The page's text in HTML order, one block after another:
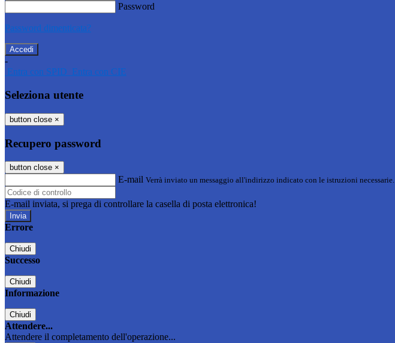
Password
Password dimenticata?
-
Entra con SPID Entra con CIE
Seleziona utente
button close ×
Recupero password
button close ×
E-mail Verrà inviato un messaggio all'indirizzo indicato con le istruzioni necessarie.
E-mail inviata, si prega di controllare la casella di posta elettronica!
Errore
Chiudi
Successo
Chiudi
Informazione
Chiudi
Attendere...
Attendere il completamento dell'operazione...